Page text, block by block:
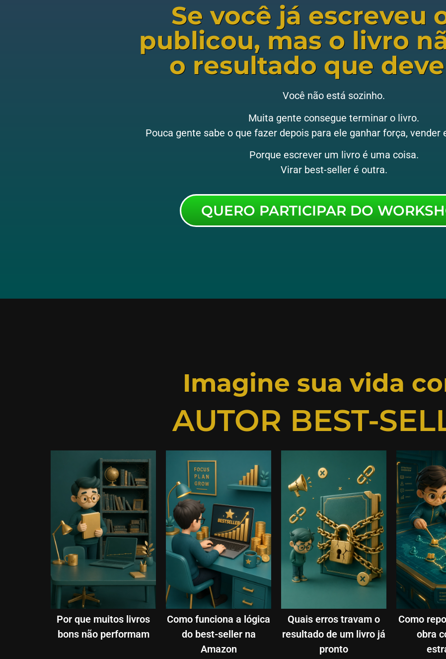
Se você já escreveu
publicou, mas o livro
o resultado que
Você não está sozinho.
Muita gente consegue terminar o livro.
Pouca gente sabe o que fazer depois para ele ganhar força, vender
Porque escrever um livro é uma coisa.
Virar best-seller é outra.
QUERO PARTICIPAR DO
Imagine sua vida
AUTOR BEST-
Por que muitos livros
bons não performam
Como funciona a lógica
do best-seller na
Amazon
Quais erros travam o
resultado de um livro já
pronto
Como
obra